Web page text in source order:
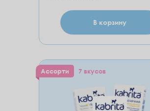
В корзину
Ассорти 7 вкусов